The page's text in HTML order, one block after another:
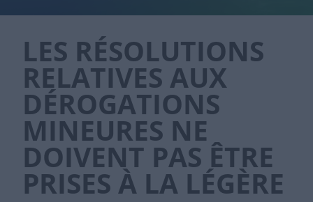
LES RÉSOLUTIONS
RELATIVES AUX
DÉROGATIONS
MINEURES NE
DOIVENT PAS ÊTRE
PRISES À LA LÉGÈRE